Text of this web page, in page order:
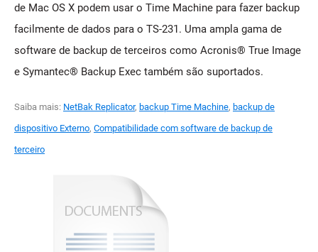
de Mac OS X podem usar o Time Machine para fazer backup
facilmente de dados para o TS-231. Uma ampla gama de
software de backup de terceiros como Acronis® True Image
e Symantec® Backup Exec também são suportados.
Saiba mais: NetBak Replicator, backup Time Machine, backup de
dispositivo Externo, Compatibilidade com software de backup de
terceiro